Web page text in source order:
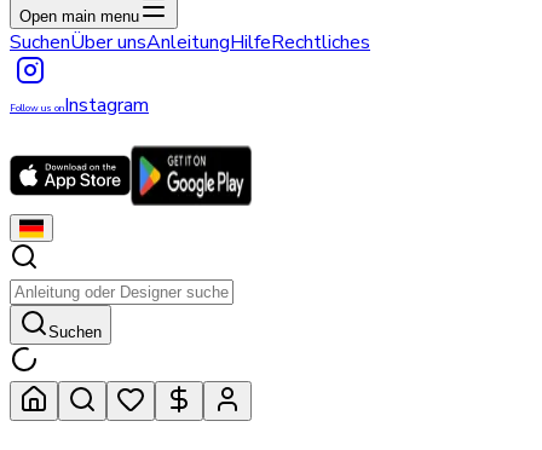
Open main menu
SuchenÜber unsAnleitungHilfeRechtliches
Follow us onInstagram
Suchen